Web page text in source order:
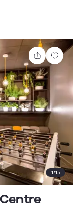
Partager
1/15